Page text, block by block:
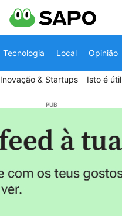
Tecnologia Local Opinião
Inovação & Startups Isto é útil